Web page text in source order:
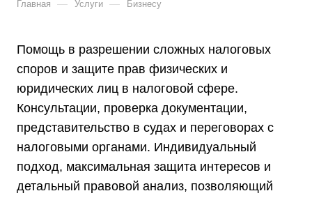
Главная — Услуги — Бизнесу
Помощь в разрешении сложных налоговых
споров и защите прав физических и
юридических лиц в налоговой сфере.
Консультации, проверка документации,
представительство в судах и переговорах с
налоговыми органами. Индивидуальный
подход, максимальная защита интересов и
детальный правовой анализ, позволяющий